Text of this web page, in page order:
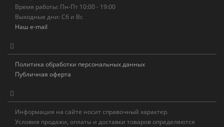
Время работы: Пн-Пт 10:00 - 19:00
Выходные дни: Сб и Вс
Наш e-mail
Политика обработки персональных данных
Публичная оферта
Информация на сайте носит справочный характер.
Условия продажи, оплаты и доставки товаров определяются